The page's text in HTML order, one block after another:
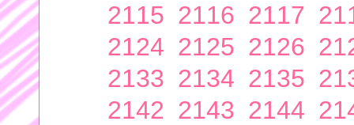
2115 2116 2117
2124 2125 2126
2133 2134 2135
2142 2143 2144